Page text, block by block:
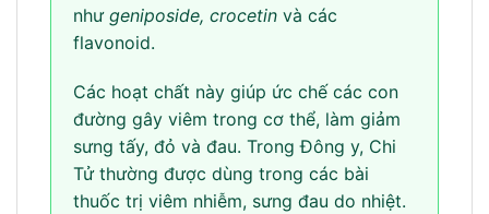
như geniposide, crocetin và các
flavonoid.
Các hoạt chất này giúp ức chế các con
đường gây viêm trong cơ thể, làm giảm
sưng tấy, đỏ và đau. Trong Đông y, Chi
Tử thường được dùng trong các bài
thuốc trị viêm nhiễm, sưng đau do nhiệt.